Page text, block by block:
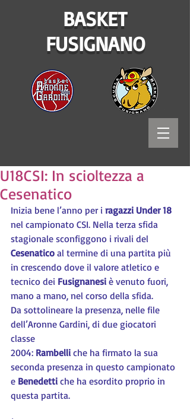
BASKET
FUSIGNANO
U18CSI: In scioltezza a
Cesenatico
Inizia bene l’anno per i ragazzi Under 18
nel campionato CSI. Nella terza sfida
stagionale sconfiggono i rivali del
Cesenatico al termine di una partita più
in crescendo dove il valore atletico e
tecnico dei Fusignanesi è venuto fuori,
mano a mano, nel corso della sfida.
Da sottolineare la presenza, nelle file
dell’Aronne Gardini, di due giocatori
classe
2004: Rambelli che ha firmato la sua
seconda presenza in questo campionato
e Benedetti che ha esordito proprio in
questa partita.